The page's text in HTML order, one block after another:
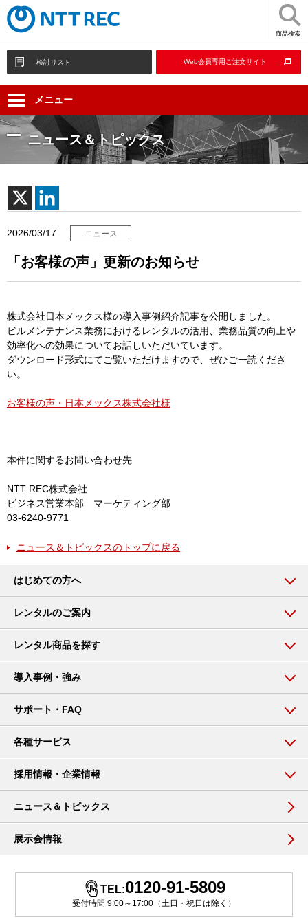
商品検索
検討リスト Web会員専用ご注文サイト
メニュー
ニュース＆トピックス
2026/03/17 ニュース
「お客様の声」更新のお知らせ
株式会社日本メックス様の導入事例紹介記事を公開しました。
ビルメンテナンス業務におけるレンタルの活用、業務品質の向上や
効率化への効果についてお話しいただいています。
ダウンロード形式にてご覧いただけますので、ぜひご一読くださ
い。
お客様の声・日本メックス株式会社様
本件に関するお問い合わせ先
NTT REC株式会社
ビジネス営業本部 マーケティング部
03-6240-9771
ニュース＆トピックスのトップに戻る
はじめての方へ
レンタルのご案内
レンタル商品を探す
導入事例・強み
サポート・FAQ
各種サービス
採用情報・企業情報
ニュース＆トピックス
展示会情報
TEL:0120-91-5809
受付時間 9:00～17:00（土日・祝日は除く）